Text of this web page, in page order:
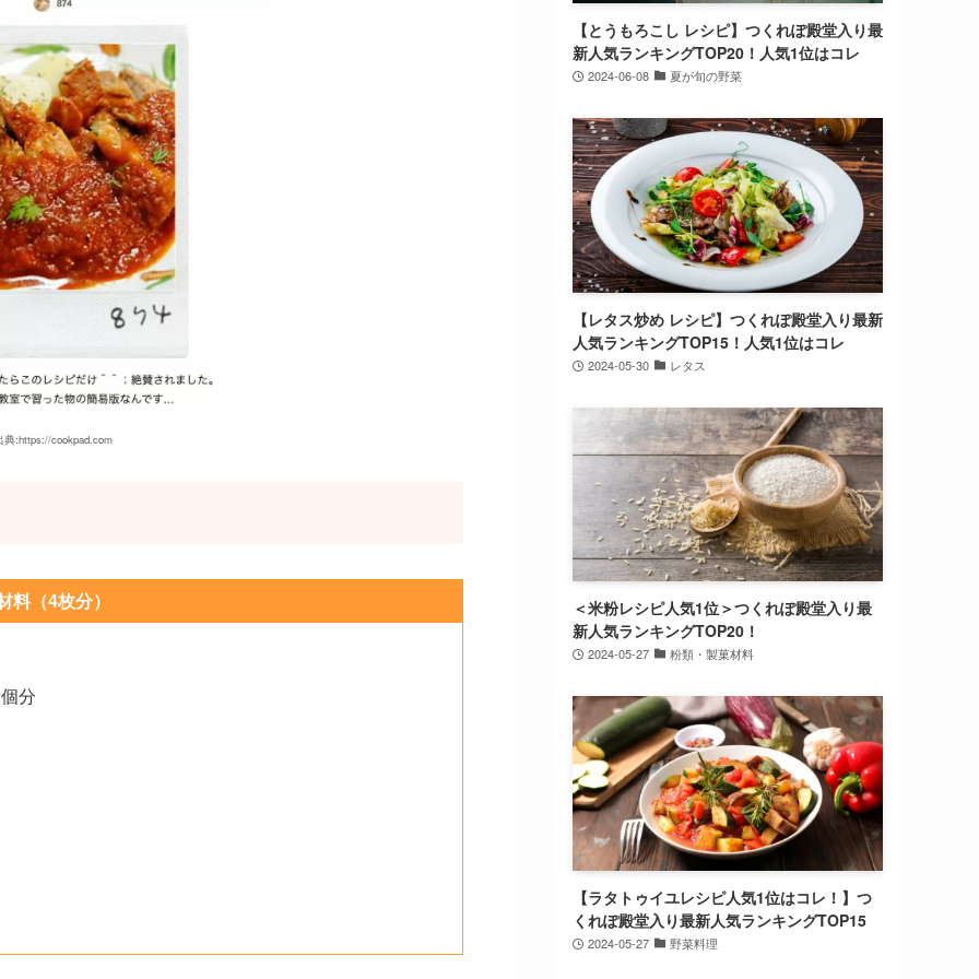
典:https://cookpad.com
料（4枚分）
分
【とうもろこし レシピ】つくれぽ殿堂入り最
新人気ランキングTOP20！人気1位はコレ
2024-06-08 夏が旬の野菜
【レタス炒め レシピ】つくれぽ殿堂入り最新
人気ランキングTOP15！人気1位はコレ
2024-05-30 レタス
＜米粉レシピ人気1位＞つくれぽ殿堂入り最
新人気ランキングTOP20！
2024-05-27 粉類・製菓材料
【ラタトゥイユレシピ人気1位はコレ！】つ
くれぽ殿堂入り最新人気ランキングTOP15
2024-05-27 野菜料理